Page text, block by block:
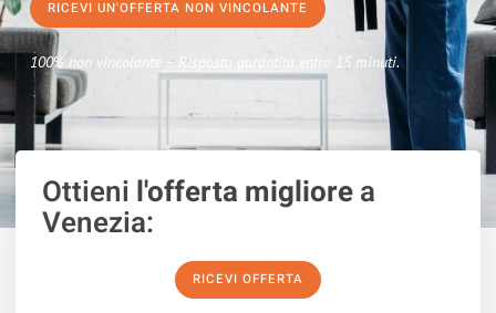
RICEVI UN'OFFERTA NON VINCOLANTE
100% non vincolante – Risposta garantita entro 15 minuti.
Ottieni l'offerta migliorea
Venezia:
RICEVI OFFERTA